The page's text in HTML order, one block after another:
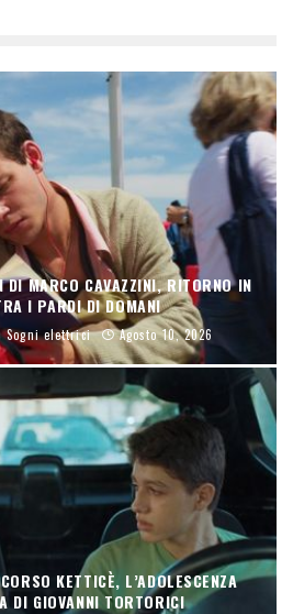
DI MARCO CAVAZZINI, RITORNO IN
I PARDI DI DOMANI
Sogni elettrici Agosto 10, 2026
KETTICÈ, L’ADOLESCENZA
DI GIOVANNI TORTORICI